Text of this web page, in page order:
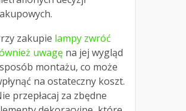
zakupie lampy zwróć
uwagę na jej wygląd
montażu, co może
na ostateczny koszt.
przepłacaj za zbędne